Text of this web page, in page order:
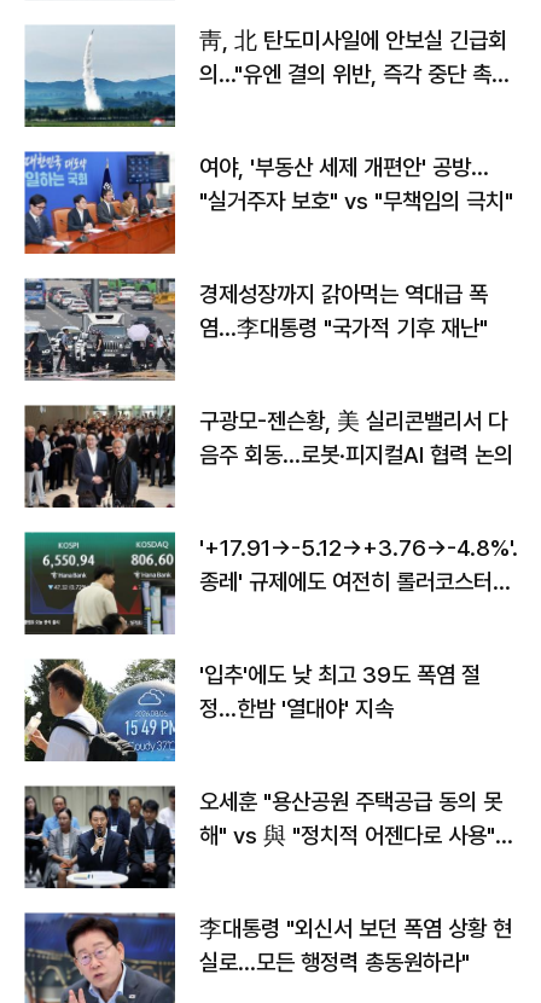
靑, 北 탄도미사일에 안보실 긴급회
의…"유엔 결의 위반, 즉각 중단 촉
여야, '부동산 세제 개편안' 공방…
"실거주자 보호" vs "무책임의 극치"
경제성장까지 갉아먹는 역대급 폭
염…李대통령 "국가적 기후 재난"
구광모-젠슨황, 美 실리콘밸리서 다
음주 회동…로봇·피지컬AI 협력 논의
'+17.91→-5.12→+3.76→-4.8%'…'
종레' 규제에도 여전히 롤러코스터
'입추'에도 낮 최고 39도 폭염 절
정…한밤 '열대야' 지속
오세훈 "용산공원 주택공급 동의 못
해" vs 與 "정치적 어젠다로 사용"
李대통령 "외신서 보던 폭염 상황 현
실로…모든 행정력 총동원하라"